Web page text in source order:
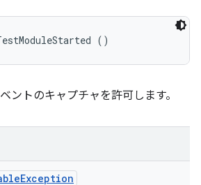
()
ントのキャプチャを許可します。
Exception